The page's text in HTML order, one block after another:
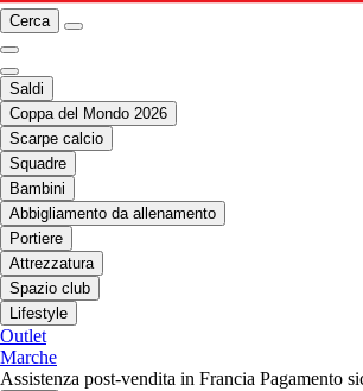
Cerca
Saldi
Coppa del Mondo 2026
Scarpe calcio
Squadre
Bambini
Abbigliamento da allenamento
Portiere
Attrezzatura
Spazio club
Lifestyle
Outlet
Marche
Assistenza post-vendita in Francia Pagamento